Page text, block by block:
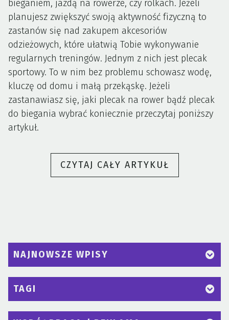
bieganiem, jazdą na rowerze, czy rolkach. Jeżeli
planujesz zwiększyć swoją aktywność fizyczną to
zastanów się nad zakupem akcesoriów
odzieżowych, które ułatwią Tobie wykonywanie
regularnych treningów. Jednym z nich jest plecak
sportowy. To w nim bez problemu schowasz wodę,
kluczę od domu i małą przekąskę. Jeżeli
zastanawiasz się, jaki plecak na rower bądź plecak
do biegania wybrać koniecznie przeczytaj poniższy
artykuł.
CZYTAJ CAŁY ARTYKUŁ
AKCESORIA
NAJNOWSZE WPISY
TAGI